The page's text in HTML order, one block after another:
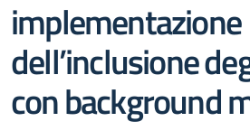
implementazione
dell’inclusione
con background